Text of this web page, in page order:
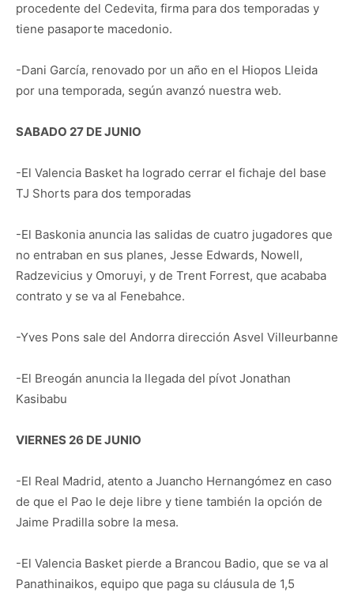
procedente del Cedevita, firma para dos temporadas y
tiene pasaporte macedonio.
-Dani García, renovado por un año en el Hiopos Lleida
por una temporada, según avanzó nuestra web.
SABADO 27 DE JUNIO
-El Valencia Basket ha logrado cerrar el fichaje del base
TJ Shorts para dos temporadas
-El Baskonia anuncia las salidas de cuatro jugadores que
no entraban en sus planes, Jesse Edwards, Nowell,
Radzevicius y Omoruyi, y de Trent Forrest, que acababa
contrato y se va al Fenebahce.
-Yves Pons sale del Andorra dirección Asvel Villeurbanne
-El Breogán anuncia la llegada del pívot Jonathan
Kasibabu
VIERNES 26 DE JUNIO
-El Real Madrid, atento a Juancho Hernangómez en caso
de que el Pao le deje libre y tiene también la opción de
Jaime Pradilla sobre la mesa.
-El Valencia Basket pierde a Brancou Badio, que se va al
Panathinaikos, equipo que paga su cláusula de 1,5